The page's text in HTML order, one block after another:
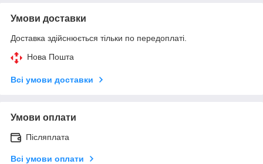
Умови доставки
Доставка здійснюється тільки по передоплаті.
Нова Пошта
Всі умови доставки
Умови оплати
Післяплата
Всі умови оплати